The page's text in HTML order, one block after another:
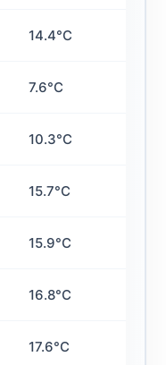
14.4°C
7.6°C
10.3°C
15.7°C
15.9°C
16.8°C
17.6°C